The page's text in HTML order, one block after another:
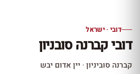
10% הנחה
עכשיו ב-10% הנחה
דובי · ישראל
דובי קברנה סובניון
קברנה סוביניון · יין אדום יבש